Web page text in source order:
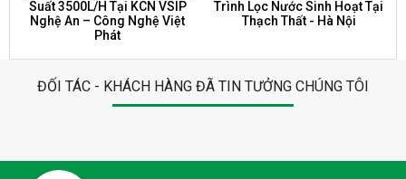
Suất 3500L/H Tại KCN VSIP
Nghệ An – Công Nghệ Việt
Phát
Trình Lọc Nước Sinh Hoạt Tại
Thạch Thất - Hà Nội
ĐỐI TÁC - KHÁCH HÀNG ĐÃ TIN TƯỞNG CHÚNG TÔI